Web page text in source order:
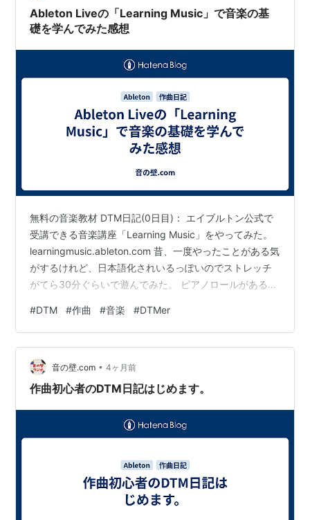
め、一部の音階ではこのような…
Ableton Liveの「Learning Music」で音楽の基
礎を学んでみた感想
無料の音楽教材 DTM日記(0日目)： エイブルトン公式で
受講できる音楽講座「Learning Music」をやってみた。
learningmusic.ableton.com 昔、一度やったことがある気
がするけれど、日本語化されいるっぽいのでストレッチ
がてら30分ぐらいで遊んでみた。 ピアノロールがあるの
otonokabe.com コード進行 ・メリーさんのひつじ メロ
ディーを見ると、最も頻繁に現れる音は伴奏コードに含
まれる音であることがわかります。たとえば、最初の小
節では、FとAはどちらもFメジャートライアドの一部であ
り、これらの音はコードトーンです。…
#DTM #作曲 #音楽 #DTMer
音の壁.com • 4ヶ月前
作曲初心者のDTM日記はじめます。